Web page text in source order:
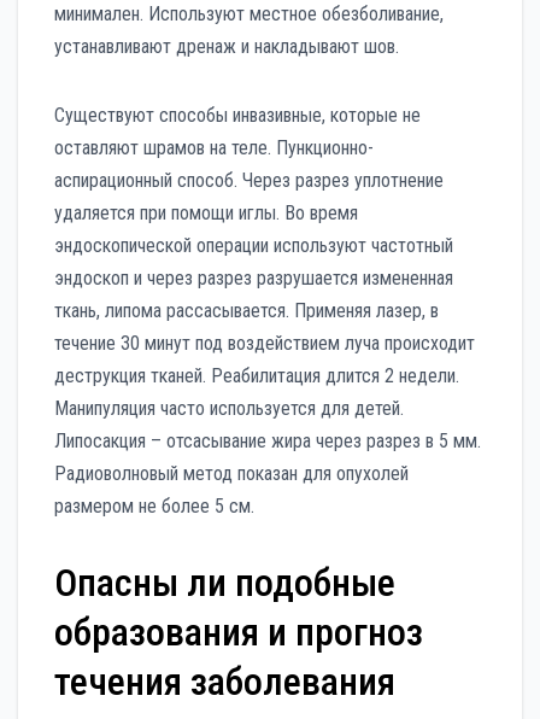
минимален. Используют местное обезболивание,
устанавливают дренаж и накладывают шов.
Существуют способы инвазивные, которые не
оставляют шрамов на теле. Пункционно-
аспирационный способ. Через разрез уплотнение
удаляется при помощи иглы. Во время
эндоскопической операции используют частотный
эндоскоп и через разрез разрушается измененная
ткань, липома рассасывается. Применяя лазер, в
течение З0 минут под воздействием луча происходит
деструкция тканей. Реабилитация длится 2 недели.
Манипуляция часто используется для детей.
Липосакция – отсасывание жира через разрез в 5 мм.
Радиоволновый метод показан для опухолей
размером не более 5 см.
Опасны ли подобные
образования и прогноз
течения заболевания